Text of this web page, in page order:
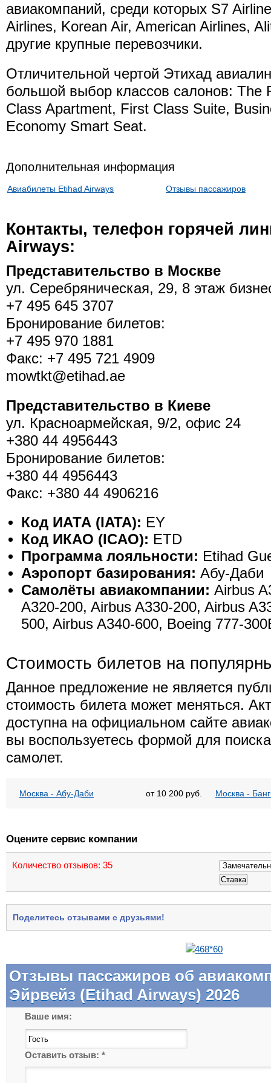
авиакомпаний, среди которых S7
Airlines, Korean Air, American Airlines,
другие крупные перевозчики.
Отличительной чертой Этихад
большой выбор классов салонов: The
Class Apartment, First Class Suite,
Economy Smart Seat.
Дополнительная информация
Авиабилеты Etihad Airways Отзывы пассажиров
Контакты, телефон горячей
Airways:
Представительство в Москве
ул. Серебряническая, 29, 8 этаж
+7 495 645 3707
Бронирование билетов:
+7 495 970 1881
Факс: +7 495 721 4909
mowtkt@etihad.ae
Представительство в Киеве
ул. Красноармейская, 9/2, офис 24
+380 44 4956443
Бронирование билетов:
+380 44 4956443
Факс: +380 44 4906216
Код ИАТА (IATA): EY
Код ИКАО (ICAO): ETD
Программа лояльности: Etihad
Аэропорт базирования: Абу-Даби
Самолёты авиакомпании: Airbus
A320-200, Airbus A330-200, Airbus
500, Airbus A340-600, Boeing 777-
Стоимость билетов на
Данное предложение не является
стоимость билета может меняться.
доступна на официальном сайте
вы воспользуетесь формой для
самолет.
Москва - Абу-Даби от 10 200 руб. Москва -
Оцените сервис компании
Количество отзывов: 35
Поделитесь отзывами с друзьями!
Отзывы пассажиров об
Эйрвейз (Etihad Airways) 2026
Ваше имя:
Оставить отзыв: *